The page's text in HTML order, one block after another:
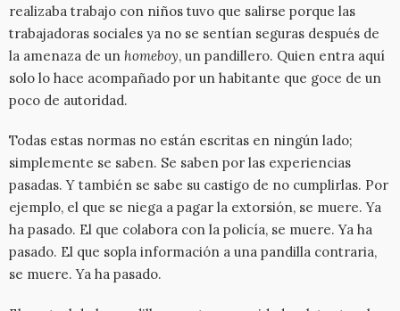
realizaba trabajo con niños tuvo que salirse porque las
trabajadoras sociales ya no se sentían seguras después de
la amenaza de un homeboy, un pandillero. Quien entra aquí
solo lo hace acompañado por un habitante que goce de un
poco de autoridad.
Todas estas normas no están escritas en ningún lado;
simplemente se saben. Se saben por las experiencias
pasadas. Y también se sabe su castigo de no cumplirlas. Por
ejemplo, el que se niega a pagar la extorsión, se muere. Ya
ha pasado. El que colabora con la policía, se muere. Ya ha
pasado. El que sopla información a una pandilla contraria,
se muere. Ya ha pasado.